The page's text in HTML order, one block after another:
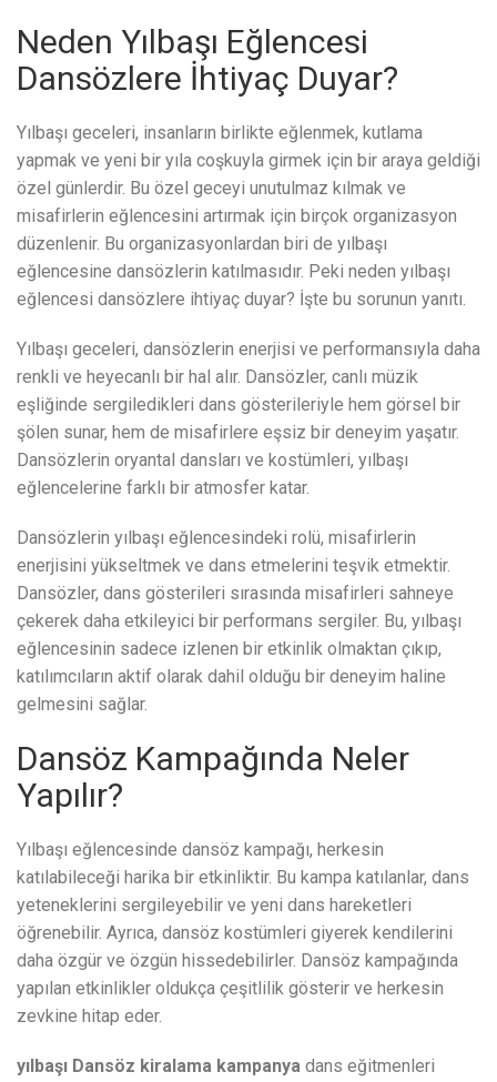
Neden Yılbaşı Eğlencesi
Dansözlere İhtiyaç Duyar?
Yılbaşı geceleri, insanların birlikte eğlenmek, kutlama
yapmak ve yeni bir yıla coşkuyla girmek için bir araya geldiği
özel günlerdir. Bu özel geceyi unutulmaz kılmak ve
misafirlerin eğlencesini artırmak için birçok organizasyon
düzenlenir. Bu organizasyonlardan biri de yılbaşı
eğlencesine dansözlerin katılmasıdır. Peki neden yılbaşı
eğlencesi dansözlere ihtiyaç duyar? İşte bu sorunun yanıtı.
Yılbaşı geceleri, dansözlerin enerjisi ve performansıyla daha
renkli ve heyecanlı bir hal alır. Dansözler, canlı müzik
eşliğinde sergiledikleri dans gösterileriyle hem görsel bir
şölen sunar, hem de misafirlere eşsiz bir deneyim yaşatır.
Dansözlerin oryantal dansları ve kostümleri, yılbaşı
eğlencelerine farklı bir atmosfer katar.
Dansözlerin yılbaşı eğlencesindeki rolü, misafirlerin
enerjisini yükseltmek ve dans etmelerini teşvik etmektir.
Dansözler, dans gösterileri sırasında misafirleri sahneye
çekerek daha etkileyici bir performans sergiler. Bu, yılbaşı
eğlencesinin sadece izlenen bir etkinlik olmaktan çıkıp,
katılımcıların aktif olarak dahil olduğu bir deneyim haline
gelmesini sağlar.
Dansöz Kampağında Neler
Yapılır?
Yılbaşı eğlencesinde dansöz kampağı, herkesin
katılabileceği harika bir etkinliktir. Bu kampa katılanlar, dans
yeteneklerini sergileyebilir ve yeni dans hareketleri
öğrenebilir. Ayrıca, dansöz kostümleri giyerek kendilerini
daha özgür ve özgün hissedebilirler. Dansöz kampağında
yapılan etkinlikler oldukça çeşitlilik gösterir ve herkesin
zevkine hitap eder.
yılbaşı Dansöz kiralama kampanya dans eğitmenleri